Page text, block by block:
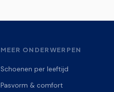
MEER ONDERWERPEN
Schoenen per leeftijd
Pasvorm & comfort